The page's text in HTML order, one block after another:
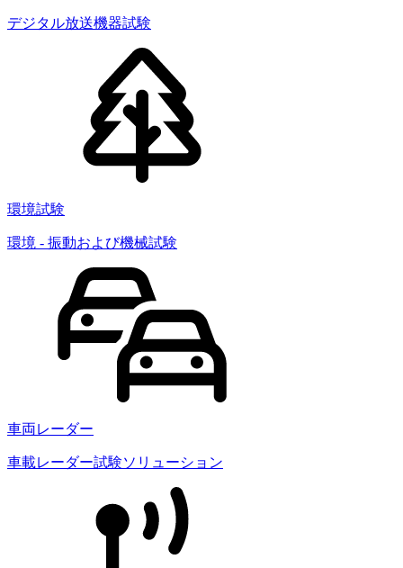
デジタル放送機器試験
環境試験
環境 - 振動および機械試験
車両レーダー
車載レーダー試験ソリューション